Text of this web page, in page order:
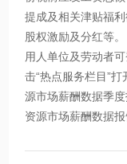
提成及相关津贴福
股权激励及分红等。
用人单位及劳动者
击“热点服务栏目”
源市场薪酬数据季
资源市场薪酬数据